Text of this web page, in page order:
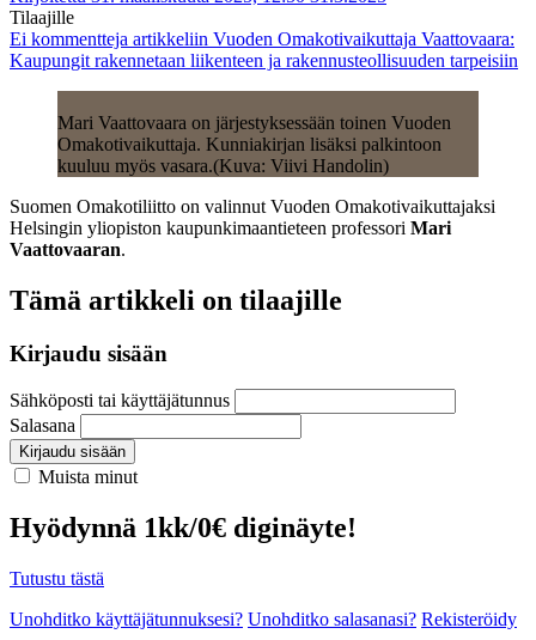
Tilaajille
Ei kommentteja artikkeliin Vuoden Omakotivaikuttaja Vaattovaara:
Kaupungit rakennetaan liikenteen ja rakennusteollisuuden tarpeisiin
Mari Vaattovaara on järjestyksessään toinen Vuoden
Omakotivaikuttaja. Kunniakirjan lisäksi palkintoon
kuuluu myös vasara.(Kuva: Viivi Handolin)
Suomen Omakotiliitto on valinnut Vuoden Omakotivaikuttajaksi
Helsingin yliopiston kaupunkimaantieteen professori Mari
Vaattovaaran.
Tämä artikkeli on tilaajille
Kirjaudu sisään
Sähköposti tai käyttäjätunnus
Salasana
Kirjaudu sisään
Muista minut
Hyödynnä 1kk/0€ diginäyte!
Tutustu tästä
Unohditko käyttäjätunnuksesi? Unohditko salasanasi? Rekisteröidy